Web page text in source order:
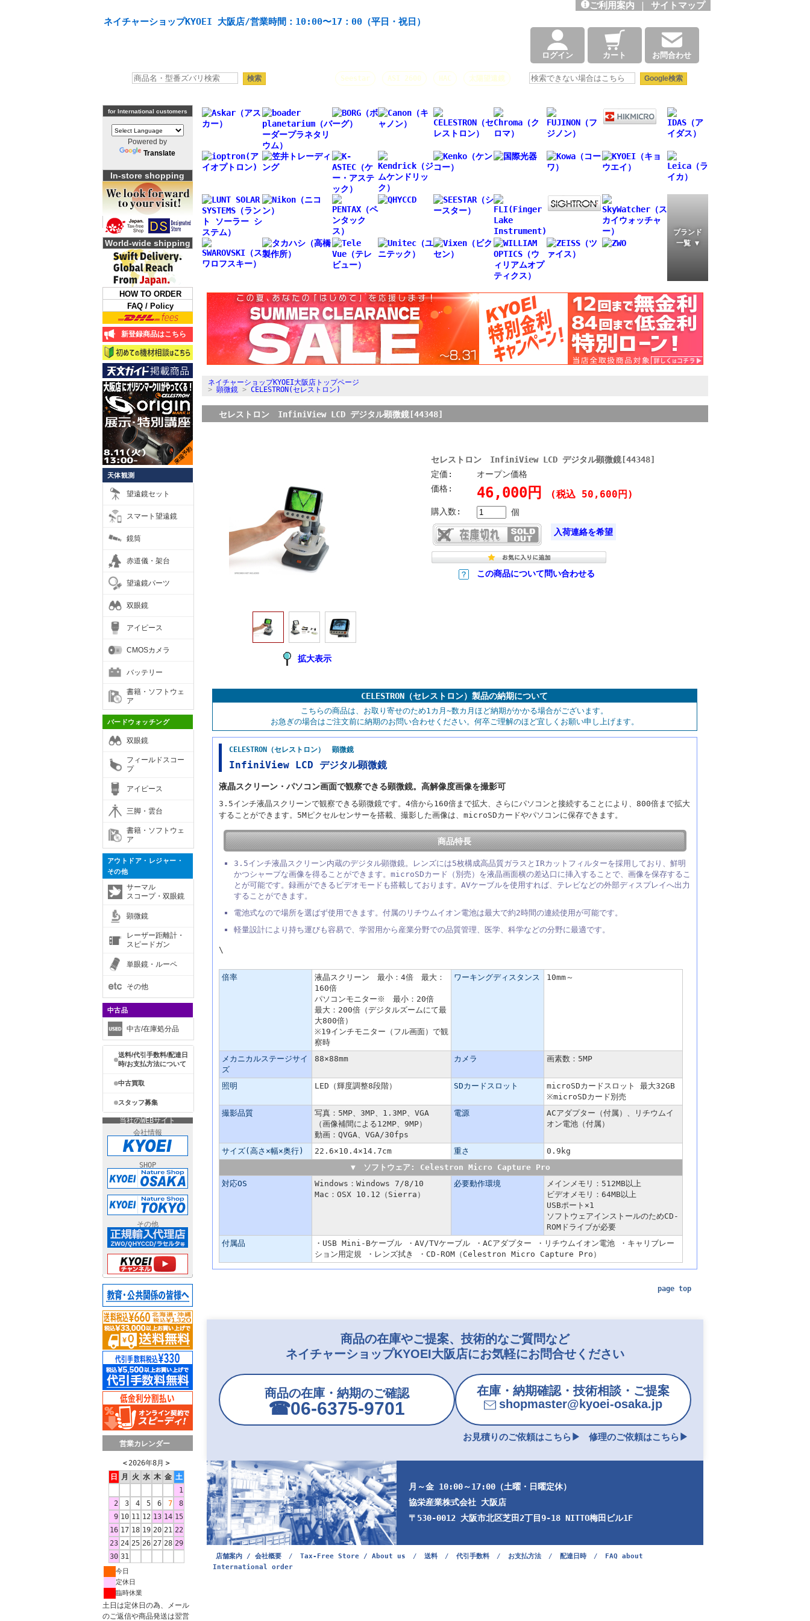
ネイチャーショップKYOEI 大阪店/営業時間：10:00〜17：00（平日・祝日）
ご利用案内 | サイトマップ
ログイン カート お問合わせ
Seestar ASI 2600 HAC 太陽望遠鏡
for International customers
Powered by
Translate
In-store shopping
World-wide shipping
HOW TO ORDER
FAQ / Policy
新登録商品はこちら
天体観測
望遠鏡セット
スマート望遠鏡
鏡筒
赤道儀・架台
望遠鏡パーツ
双眼鏡
アイピース
CMOSカメラ
バッテリー
書籍・ソフトウェ
ア
バードウォッチング
双眼鏡
フィールドスコー
プ
アイピース
三脚・雲台
書籍・ソフトウェ
ア
アウトドア・レジャー・
その他
サーマル
スコープ・双眼鏡
顕微鏡
レーザー距離計・
スピードガン
単眼鏡・ルーペ
その他
中古品
中古/在庫処分品
送料/代引手数料/配達日
時/お支払方法について
中古買取
スタッフ募集
当社のWEBサイト
会社情報
SHOP
その他
営業カレンダー
＜ 2026年8月 ＞
日
月 火 水 木 金 土
1
2
3 4 5 6 7
8
9 10 11 12 13 14 15
16 17 18 19 20 21 22
23 24 25 26 27 28 29
30 31
今日
定休日
臨時休業
土日は定休日の為、メール
のご返信や商品発送は翌営
ブランド
一覧 ▼
ネイチャーショップKYOEI大阪店トップページ
> 顕微鏡> CELESTRON(セレストロン)
セレストロン InfiniView LCD デジタル顕微鏡[44348]
拡大表示
セレストロン InfiniView LCD デジタル顕微鏡[44348]
定価:
オープン価格
価格:
46,000円 (税込 50,600円)
購入数: 個
入荷連絡を希望
この商品について問い合わせる
CELESTRON（セレストロン）製品の納期について
こちらの商品は、お取り寄せのため1カ月~数カ月ほど納期がかかる場合がございます。
お急ぎの場合はご注文前に納期のお問い合わせください。何卒ご理解のほど宜しくお願い申し上げます。
CELESTRON（セレストロン） 顕微鏡
InfiniView LCD デジタル顕微鏡
液晶スクリーン・パソコン画面で観察できる顕微鏡。高解像度画像を撮影可
3.5インチ液晶スクリーンで観察できる顕微鏡です。4倍から160倍まで拡大、さらにパソコンと接続することにより、800倍まで拡大
することができます。5Mピクセルセンサーを搭載、撮影した画像は、microSDカードやパソコンに保存できます。
商品特長
3.5インチ液晶スクリーン内蔵のデジタル顕微鏡。レンズには5枚構成高品質ガラスとIRカットフィルターを採用しており、鮮明
かつシャープな画像を得ることができます。microSDカード（別売）を液晶画面横の差込口に挿入することで、画像を保存するこ
とが可能です。録画ができるビデオモードも搭載しております。AVケーブルを使用すれば、テレビなどの外部ディスプレイへ出力
することができます。
電池式なので場所を選ばず使用できます。付属のリチウムイオン電池は最大で約2時間の連続使用が可能です。
軽量設計により持ち運びも容易で、学習用から産業分野での品質管理、医学、科学などの分野に最適です。
\
倍率
液晶スクリーン 最小：4倍 最大：
160倍
パソコンモニター※ 最小：20倍
最大：200倍（デジタルズームにて最
大800倍）
※19インチモニター（フル画面）で観
察時
ワーキングディスタンス 10mm～
メカニカルステージサイ
ズ
88×88mm カメラ 画素数：5MP
照明 LED（輝度調整8段階） SDカードスロット
microSDカードスロット 最大32GB
※microSDカード別売
撮影品質
写真：5MP、3MP、1.3MP、VGA
（画像補間による12MP、9MP）
動画：QVGA、VGA/30fps
電源
ACアダプター（付属）、リチウムイ
オン電池（付属）
サイズ(高さ×幅×奥行) 22.6×10.4×14.7cm 重さ
0.9kg
▼ ソフトウェア: Celestron Micro Capture Pro
対応OS
Windows：Windows 7/8/10
Mac：OSX 10.12（Sierra）
必要動作環境
メインメモリ：512MB以上
ビデオメモリ：64MB以上
USBポート×1
ソフトウェアインストールのためCD-
ROMドライブが必要
付属品
・USB Mini-Bケーブル ・AV/TVケーブル ・ACアダプター ・リチウムイオン電池 ・キャリブレー
ション用定規 ・レンズ拭き ・CD-ROM（Celestron Micro Capture Pro）
page top
商品の在庫やご提案、技術的なご質問など
ネイチャーショップKYOEI大阪店にお気軽にお問合せください
商品の在庫・納期のご確認
☎︎06-6375-9701
在庫・納期確認・技術相談・ご提案
shopmaster@kyoei-osaka.jp
お見積りのご依頼はこちら▶︎ 修理のご依頼はこちら▶︎
月～金 10:00～17:00（土曜・日曜定休）
協栄産業株式会社 大阪店
〒530-0012 大阪市北区芝田2丁目9-18 NITTO梅田ビル1F
店舗案内 / 会社概要 / Tax-Free Store / About us / 送料 / 代引手数料 / お支払方法 / 配達日時 /
FAQ about
International order